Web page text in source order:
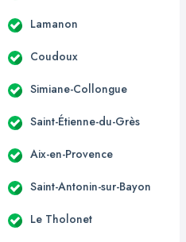
Lamanon
Coudoux
Simiane-Collongue
Saint-Étienne-du-Grès
Aix-en-Provence
Saint-Antonin-sur-Bayon
Le Tholonet